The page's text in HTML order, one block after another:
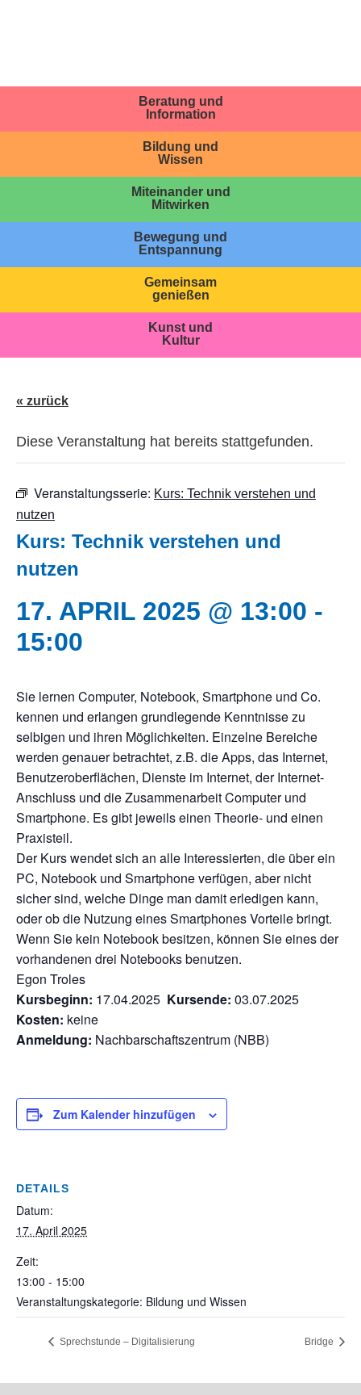
Beratung und
Information
Bildung und
Wissen
Miteinander und
Mitwirken
Bewegung und
Entspannung
Gemeinsam
genießen
Kunst und
Kultur
« zurück
Diese Veranstaltung hat bereits stattgefunden.
Veranstaltungsserie: Kurs: Technik verstehen und
nutzen
Kurs: Technik verstehen und
nutzen
17. APRIL 2025 @ 13:00 -
15:00
Sie lernen Computer, Notebook, Smartphone und Co.
kennen und erlangen grundlegende Kenntnisse zu
selbigen und ihren Möglichkeiten. Einzelne Bereiche
werden genauer betrachtet, z.B. die Apps, das Internet,
Benutzeroberflächen, Dienste im Internet, der Internet-
Anschluss und die Zusammenarbeit Computer und
Smartphone. Es gibt jeweils einen Theorie- und einen
Praxisteil.
Der Kurs wendet sich an alle Interessierten, die über ein
PC, Notebook und Smartphone verfügen, aber nicht
sicher sind, welche Dinge man damit erledigen kann,
oder ob die Nutzung eines Smartphones Vorteile bringt.
Wenn Sie kein Notebook besitzen, können Sie eines der
vorhandenen drei Notebooks benutzen.
Egon Troles
Kursbeginn: 17.04.2025 Kursende: 03.07.2025
Kosten: keine
Anmeldung: Nachbarschaftszentrum (NBB)
Zum Kalender hinzufügen
DETAILS
Datum:
17. April 2025
Zeit:
13:00 - 15:00
Veranstaltungskategorie: Bildung und Wissen
Sprechstunde – Digitalisierung Bridge